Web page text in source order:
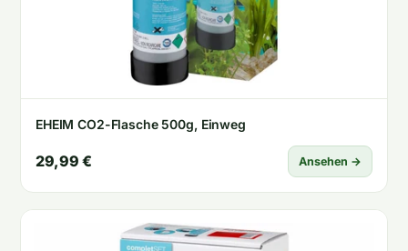
EHEIM CO2-Flasche 500g, Einweg
29,99 € Ansehen →